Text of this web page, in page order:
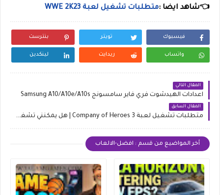
👈شاهد ايضا :متطلبات تشغيل لعبة WWE 2K23
فيسبوك تويتر بنترست
واتساب ريدايت لينكدين
المقال التالي
اعدادات الهيدشوت فري فاير سامسونج Samsung A10/A10e/A10s
المقال السابق
متطلبات تشغيل لعبة Company of Heroes 3 | هل يمكنني تشغيل اللعبة ؟
أخر المواضيع من قسم : افضل-الالعاب